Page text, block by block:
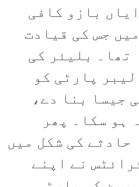
بازو کافی
جس کی قیادت
تھا۔ بلیئر کی
پارٹی کو
جیسا بنا دے،
ہو سکا۔ پھر
حادثے کی شکل میں
نے اپنے